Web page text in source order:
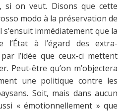
si on veut. Disons que cette
modo à la préservation de
s’ensuit immédiatement que la
l’État à l’égard des extra-
l’idée que ceux-ci mettent
Peut-être qu’on m’objectera
une politique contre les
Soit, mais dans aucun
« émotionnellement » que